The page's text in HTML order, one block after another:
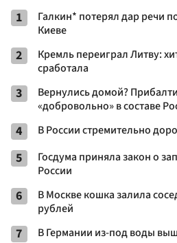
1
Галкин* потерял дар речи
Киеве
2
Кремль переиграл Литву:
сработала
3
Вернулись домой?
«добровольно» в составе
4 В России стремительно
5
Госдума приняла закон о
России
6
В Москве кошка залила
рублей
7 В Германии из-под воды